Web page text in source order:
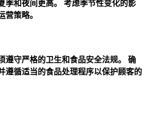
季和夜间更高。
考虑季节性变化的影
营策略。
遵守严格的卫生和食品安全法规。
确
遵循适当的食品处理程序以保护顾客的